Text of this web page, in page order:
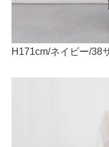
H171cm/ネイビー/38